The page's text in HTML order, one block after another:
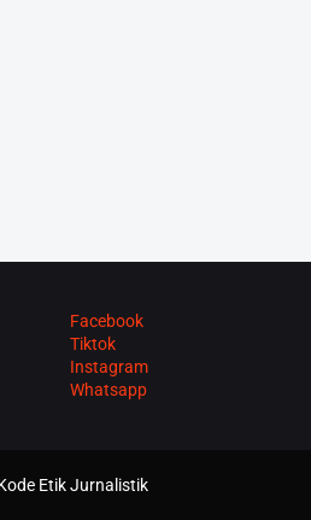
Facebook
Tiktok
Instagram
Whatsapp
Etik Jurnalistik